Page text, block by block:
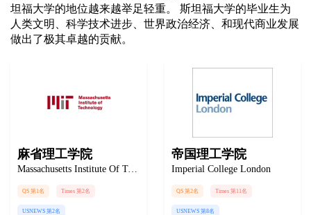
坦福大学的地位越来越举足轻重。 斯坦福大学的毕业生为
人类文明、科学技术进步、世界政治经济、和现代商业发展
做出了极其卓越的贡献。
麻省理工学院
Massachusetts Institute Of Technology
QS 第1名 Times 第2名
USNEWS 第2名
帝国理工学院
Imperial College London
QS 第2名 Times 第11名
USNEWS 第8名